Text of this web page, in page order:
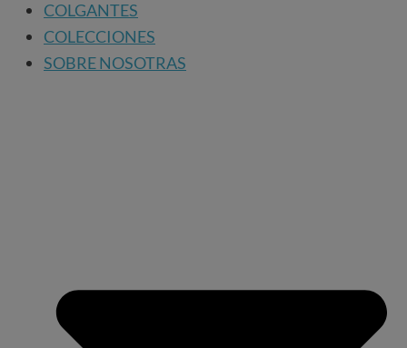
COLGANTES
COLECCIONES
SOBRE NOSOTRAS